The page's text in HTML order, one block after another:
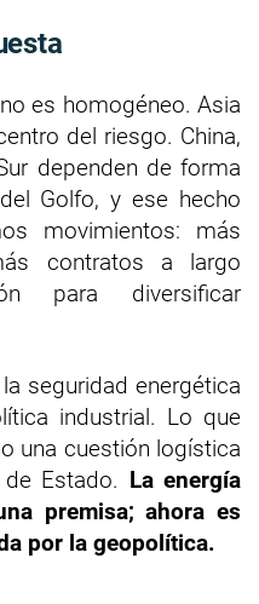
es homogéneo. Asia
del riesgo. China,
dependen de forma
Golfo, y ese hecho
movimientos: más
contratos a largo
para diversificar
seguridad energética
industrial. Lo que
una cuestión logística
Estado. La energía
premisa; ahora es
por la geopolítica.